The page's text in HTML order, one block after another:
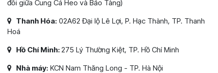
đôi giữa Cung Cá Heo và Bảo Tàng)
Thanh Hóa: 02A62 Đại lộ Lê Lợi, P. Hạc Thành, TP. Thanh
Hoá
Hồ Chí Minh:275 Lý Thường Kiệt, TP. Hồ Chí Minh
Nhà máy: KCN Nam Thăng Long - TP. Hà Nội